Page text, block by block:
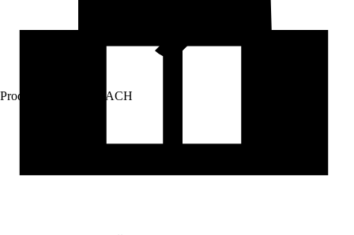
Prodej přes: HORNBACH